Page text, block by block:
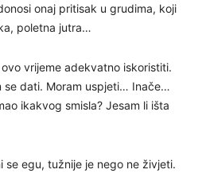
onaj pritisak u grudima, koji
poletna jutra…
vrijeme adekvatno iskoristiti.
se dati. Moram uspjeti… Inače…
ikakvog smisla? Jesam li išta
se egu, tužnije je nego ne živjeti.